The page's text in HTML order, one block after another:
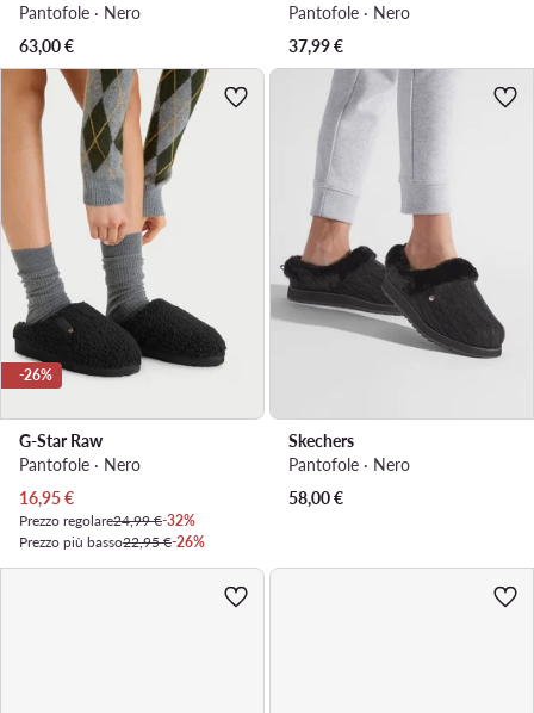
Pantofole · Nero
63,00€
Pantofole · Nero
37,99€
-26%
G-Star Raw
Pantofole · Nero
Prezzo attuale
16,95€
Prezzo regolare24,99 €-32%
Prezzo più basso22,95 €-26%
Skechers
Pantofole · Nero
58,00€